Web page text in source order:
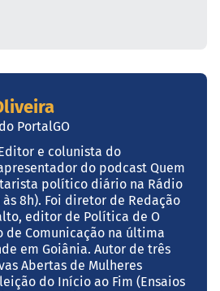
PortalGO
e colunista do
do podcast Quem
político diário na Rádio
às 8h). Foi diretor de Redação
editor de Política de O
de Comunicação na última
em Goiânia. Autor de três
Abertas de Mulheres
do Início ao Fim (Ensaios